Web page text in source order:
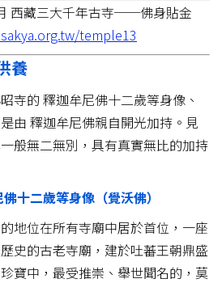
西藏三大千年古寺──佛身貼金
temple13
養
寺的 釋迦牟尼佛十二歲等身像、
由 釋迦牟尼佛親自開光加持。見
般無二無別，具有真實無比的加持
二歲等身像（覺沃佛）
地位在所有寺廟中居於首位，一座
史的古老寺廟，建於吐蕃王朝鼎盛
寶中，最受推崇、舉世聞名的，莫